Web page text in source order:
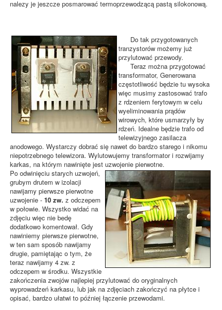
nalezy je jeszcze posmarować termoprzewodzącą pastą silokonową.
Do tak przygotowanych
tranzystorów możemy już
przylutować przewody.
Teraz można przygotować
transformator, Generowana
częstotliwość będzie tu wysoka
więc musimy zastosować trafo
z rdzeniem ferytowym w celu
wyeliminowania prądów
wirowych, które usmarzyły by
rdzeń. Idealne będzie trafo od
telewizyjnego zasilacza
anodowego. Wystarczy dobrać się nawet do bardzo starego i nikomu
niepotrzebnego telewizora. Wylutowujemy transformator i rozwijamy
karkas, na którym nawinięte jest uzwojenie pierwotne.
Po odwinięciu starych uzwojeń,
grubym drutem w izolacji
nawijamy pierwsze pierwotne
uzwojenie - 10 zw. z odczepem
w połowie. Wszystko widać na
zdjęciu więc nie bedę
dodatkowo komentował. Gdy
nawiniemy pierwsze pierwotne,
w ten sam sposób nawijamy
drugie, pamiętając o tym, że
teraz nawijamy 4 zw. z
odczepem w środku. Wszystkie
zakończenia zwojów najlepiej przylutować do oryginalnych
wyprowadzeń karkasu, lub jak na zdjęciach zakończyć na płytce i
opisać, bardzo ułatwi to później łączenie przewodami.